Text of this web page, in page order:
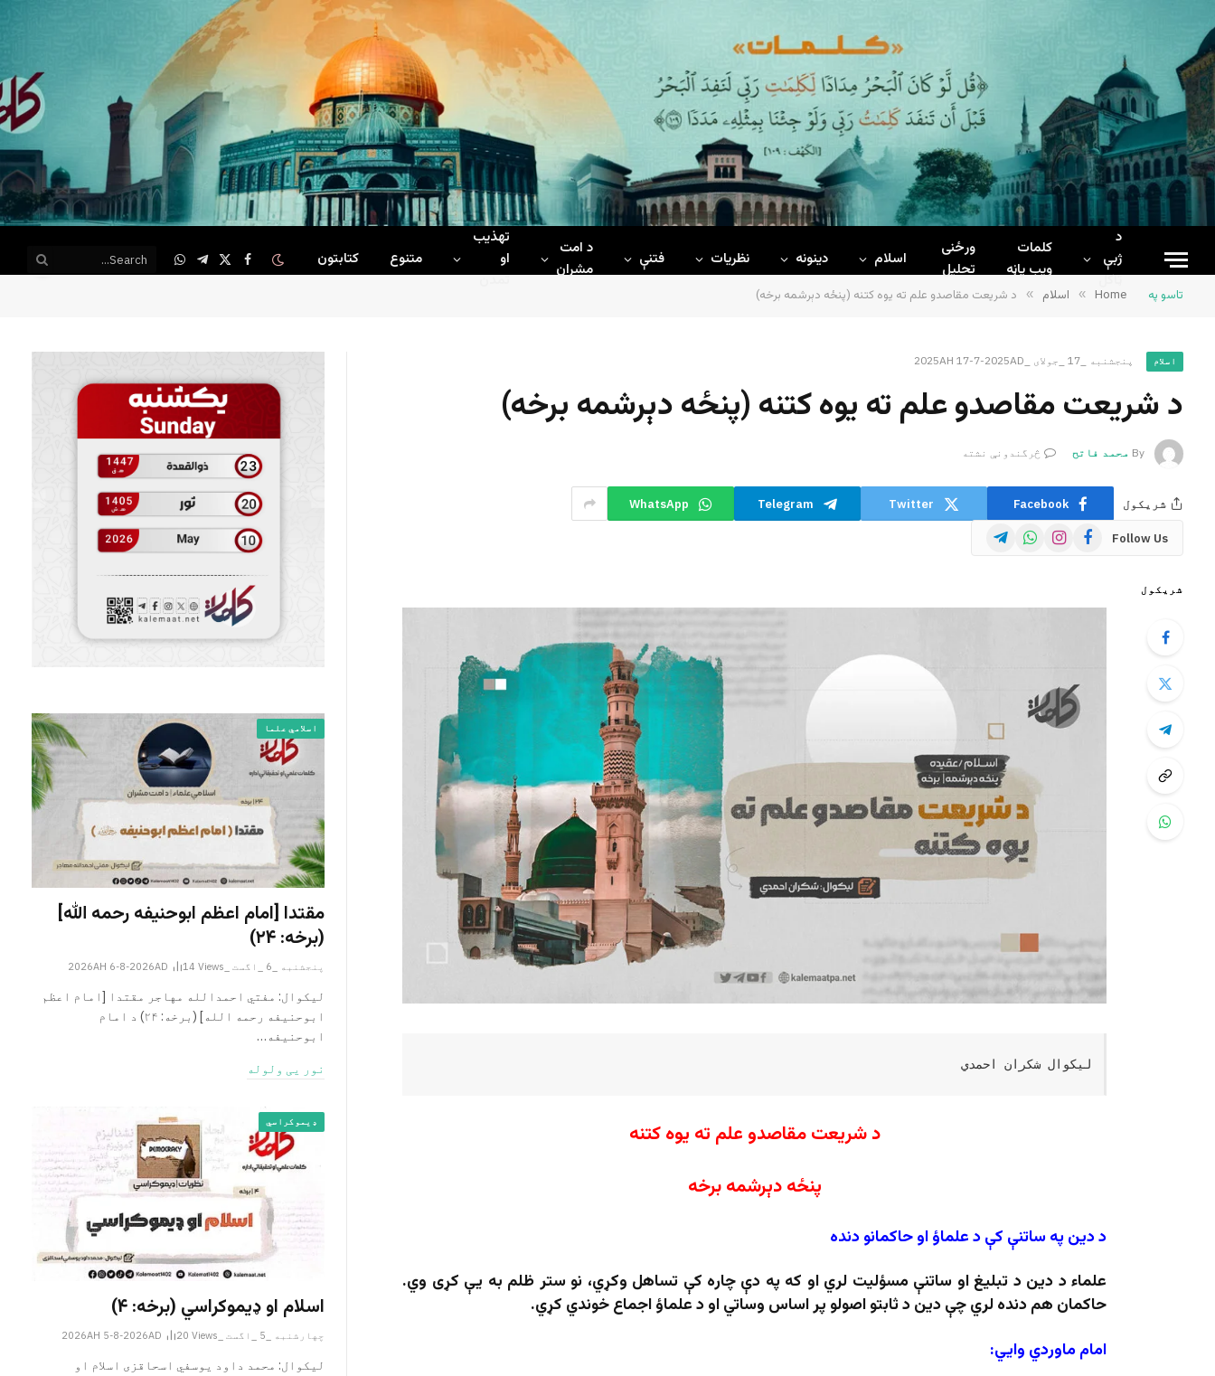
د
ژبې
ټاکل
کلمات
ويب پاڼه
ورځنی
تحلیل
اسلام دینونه نظریات فتنې
د امت
مشران
تهذیب
او
تمدن
متنوع کتابتون Facebook
X
Telegram
WhatsApp
تاسو په Home
» اسلام » د شریعت مقاصدو علم ته یوه کتنه (پنځه دېرشمه برخه)
اسلام پنجشنبه _17 _جولای _2025AH 17-7-2025AD
د شریعت مقاصدو علم ته یوه کتنه (پنځه دېرشمه برخه)
By محمد فاتح څرگندونې نشته
شریکول Facebook
Twitter
Telegram
WhatsApp
Follow Us
Facebook
Instagram
WhatsApp
Telegram
شریکول
لیکوال شکران احمدي
د شریعت مقاصدو علم ته یوه کتنه
پنځه دېرشمه برخه
د دین په ساتنې کې د علماؤ او حاکمانو دنده
علما‌ء د دین د تبلیغ او ساتنې مسؤلیت لري او که په دې چاره کې تساهل وکړي، نو ستر ظلم به یې کړی وي.
حاکمان هم دنده لري چې دین د ثابتو اصولو پر اساس وساتي او د علماؤ اجماع خوندي کړي.
امام ماوردي وايي:
اسلامي علما
مقتدا [امام اعظم ابوحنیفه رحمه الله‎]
(برخه: ۲۴)
پنجشنبه _6 _اگست _2026AH 6-8-2026AD 14 Views
لیکوال: مفتي احمدالله مهاجر مقتدا [امام اعظم
ابوحنیفه رحمه الله‎] (برخه: ۲۴) د امام
ابوحنيفه…
نور یی ولوله
ډیموکراسي
اسلام او ډیموکراسي (برخه: ۴)
چهارشنبه _5 _اگست _2026AH 5-8-2026AD 20 Views
لیکوال: محمد داود یوسفي اسحاقزی اسلام او